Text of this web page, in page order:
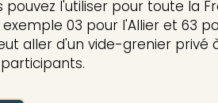
l'utiliser pour toute la
03 pour l'Allier et 63
aller d'un vide-grenier privé